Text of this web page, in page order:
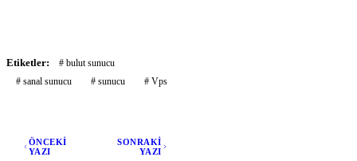
Etiketler:
# bulut sunucu
# sanal sunucu
# sunucu # Vps
ÖNCEKİ
YAZI
SONRAKİ
YAZI